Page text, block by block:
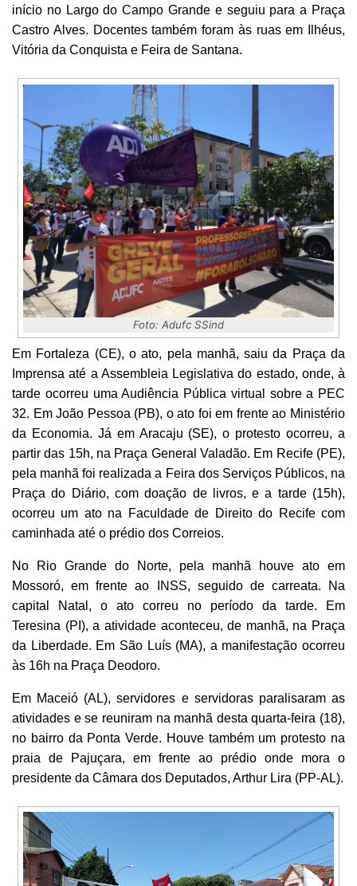
início no Largo do Campo Grande e seguiu para a Praça
Castro Alves. Docentes também foram às ruas em Ilhéus,
Vitória da Conquista e Feira de Santana.
Foto: Adufc SSind
Em Fortaleza (CE), o ato, pela manhã, saiu da Praça da
Imprensa até a Assembleia Legislativa do estado, onde, à
tarde ocorreu uma Audiência Pública virtual sobre a PEC
32. Em João Pessoa (PB), o ato foi em frente ao Ministério
da Economia. Já em Aracaju (SE), o protesto ocorreu, a
partir das 15h, na Praça General Valadão. Em Recife (PE),
pela manhã foi realizada a Feira dos Serviços Públicos, na
Praça do Diário, com doação de livros, e a tarde (15h),
ocorreu um ato na Faculdade de Direito do Recife com
caminhada até o prédio dos Correios.
No Rio Grande do Norte, pela manhã houve ato em
Mossoró, em frente ao INSS, seguido de carreata. Na
capital Natal, o ato correu no período da tarde. Em
Teresina (PI), a atividade aconteceu, de manhã, na Praça
da Liberdade. Em São Luís (MA), a manifestação ocorreu
às 16h na Praça Deodoro.
Em Maceió (AL), servidores e servidoras paralisaram as
atividades e se reuniram na manhã desta quarta-feira (18),
no bairro da Ponta Verde. Houve também um protesto na
praia de Pajuçara, em frente ao prédio onde mora o
presidente da Câmara dos Deputados, Arthur Lira (PP-AL).